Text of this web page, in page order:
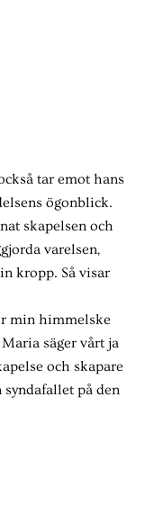
tar emot hans
ögonblick.
skapelsen och
varelsen,
kropp. Så visar
min himmelske
säger vårt ja
och skapare
på den